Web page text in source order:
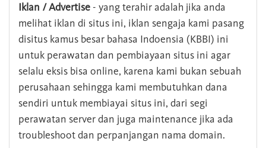
Iklan / Advertise - yang terahir adalah jika anda
melihat iklan di situs ini, iklan sengaja kami pasang
disitus kamus besar bahasa Indoensia (KBBI) ini
untuk perawatan dan pembiayaan situs ini agar
selalu eksis bisa online, karena kami bukan sebuah
perusahaan sehingga kami membutuhkan dana
sendiri untuk membiayai situs ini, dari segi
perawatan server dan juga maintenance jika ada
troubleshoot dan perpanjangan nama domain.